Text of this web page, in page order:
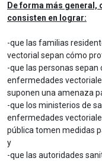
De forma más
consisten en lograr:
-que las familias
vectorial sepan cómo
-que las personas
enfermedades
suponen una amenaza
-que los ministerios de
enfermedades
pública tomen medidas
y
-que las autoridades